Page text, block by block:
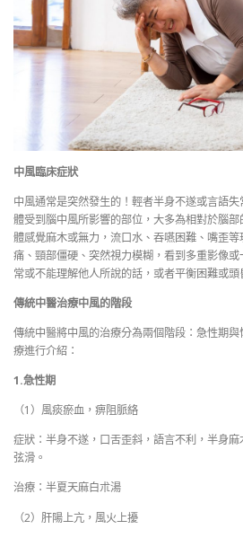
中風臨床症狀
中風通常是突然發生的！輕者半身不遂或言語
體受到腦中風所影響的部位，大多為相對於腦
體感覺麻木或無力，流口水、吞嚥困難、嘴歪
痛、頸部僵硬、突然視力模糊，看到多重影像
常或不能理解他人所說的話，或者平衡困難或頭
傳統中醫治療中風的階段
傳統中醫將中風的治療分為兩個階段：急性期
療進行介紹：
1.急性期
（1）風痰瘀血，痹阻脈絡
症狀：半身不遂，口舌歪斜，語言不利，半身
弦滑。
治療：半夏天麻白朮湯
（2）肝陽上亢，風火上擾